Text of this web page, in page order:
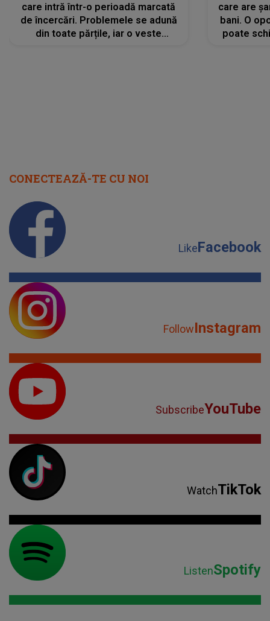
care intră într-o perioadă marcată
de încercări. Problemele se adună
din toate părțile, iar o veste
care are
bani. O
poate
CONECTEAZĂ-TE CU NOI
LikeFacebook
FollowInstagram
SubscribeYouTube
WatchTikTok
ListenSpotify